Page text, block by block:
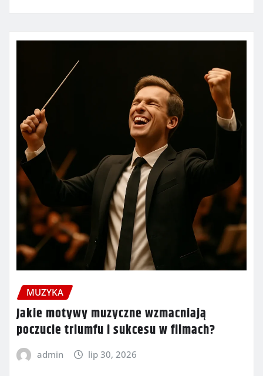
MUZYKA
Jakie motywy muzyczne wzmacniają
poczucie triumfu i sukcesu w filmach?
admin lip 30, 2026